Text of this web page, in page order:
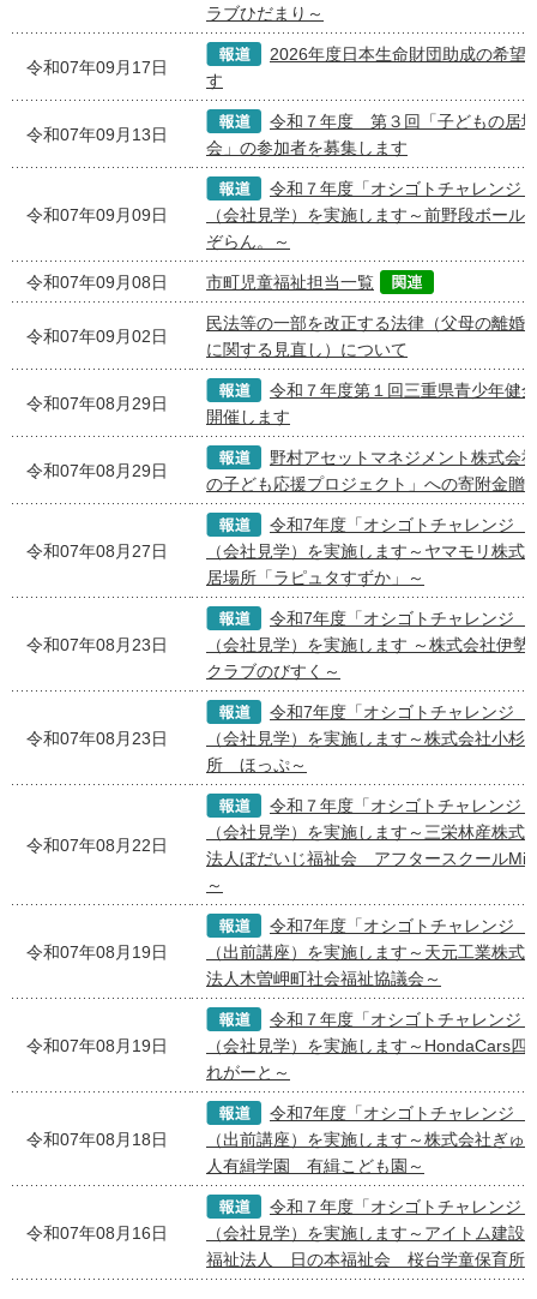
ラブひだまり～
令和07年09月17日
2026年度日本生命財団助成の希望
す
令和07年09月13日
令和７年度 第３回「子どもの居
会」の参加者を募集します
令和07年09月09日
令和７年度「オシゴトチャレンジ
（会社見学）を実施します～前野段ボール
ぞらん。～
令和07年09月08日 市町児童福祉担当一覧
令和07年09月02日
民法等の一部を改正する法律（父母の離婚
に関する見直し）について
令和07年08月29日
令和７年度第１回三重県青少年健
開催します
令和07年08月29日
野村アセットマネジメント株式会
の子ども応援プロジェクト」への寄附金贈
令和07年08月27日
令和7年度「オシゴトチャレンジ
（会社見学）を実施します～ヤマモリ株式
居場所「ラピュタすずか」～
令和07年08月23日
令和7年度「オシゴトチャレンジ
（会社見学）を実施します ～株式会社伊
クラブのびすく～
令和07年08月23日
令和7年度「オシゴトチャレンジ
（会社見学）を実施します～株式会社小杉
所 ほっぷ～
令和07年08月22日
令和７年度「オシゴトチャレンジ
（会社見学）を実施します～三栄林産株式
法人ぼだいじ福祉会 アフタースクール
～
令和07年08月19日
令和7年度「オシゴトチャレンジ
（出前講座）を実施します～天元工業株式
法人木曽岬町社会福祉協議会～
令和07年08月19日
令和７年度「オシゴトチャレンジ
（会社見学）を実施します～HondaCars四
れがーと～
令和07年08月18日
令和7年度「オシゴトチャレンジ
（出前講座）を実施します～株式会社ぎゅ
人有緝学園 有緝こども園～
令和07年08月16日
令和７年度「オシゴトチャレンジ
（会社見学）を実施します～アイトム建設
福祉法人 日の本福祉会 桜台学童保育所